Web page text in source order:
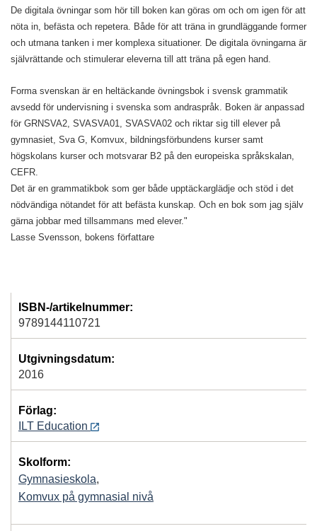
De digitala övningar som hör till boken kan göras om och om igen för att
nöta in, befästa och repetera. Både för att träna in grundläggande former
och utmana tanken i mer komplexa situationer. De digitala övningarna är
självrättande och stimulerar eleverna till att träna på egen hand.
Forma svenskan är en heltäckande övningsbok i svensk grammatik
avsedd för undervisning i svenska som andraspråk. Boken är anpassad
för GRNSVA2, SVASVA01, SVASVA02 och riktar sig till elever på
gymnasiet, Sva G, Komvux, bildningsförbundens kurser samt
högskolans kurser och motsvarar B2 på den europeiska språkskalan,
CEFR.
Det är en grammatikbok som ger både upptäckarglädje och stöd i det
nödvändiga nötandet för att befästa kunskap. Och en bok som jag själv
gärna jobbar med tillsammans med elever."
Lasse Svensson, bokens författare
ISBN-/artikelnummer:
9789144110721
Utgivningsdatum:
2016
Förlag:
ILT Education
Skolform:
Gymnasieskola,
Komvux på gymnasial nivå